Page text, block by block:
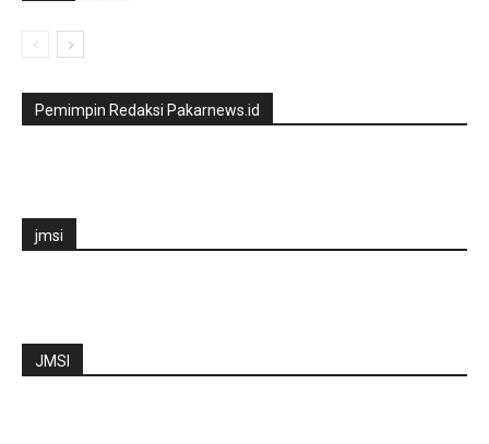
Pemimpin Redaksi Pakarnews.id
jmsi
JMSI